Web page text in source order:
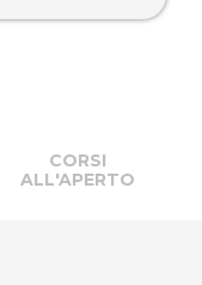
CORSI
ALL'APERTO